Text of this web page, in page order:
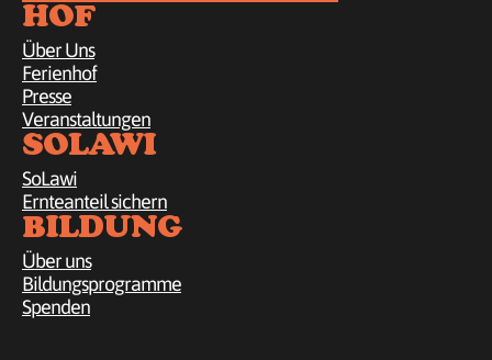
HOF
Über Uns
Ferienhof
Presse
Veranstaltungen
SOLAWI
SoLawi
Ernteanteil sichern
BILDUNG
Über uns
Bildungsprogramme
Spenden